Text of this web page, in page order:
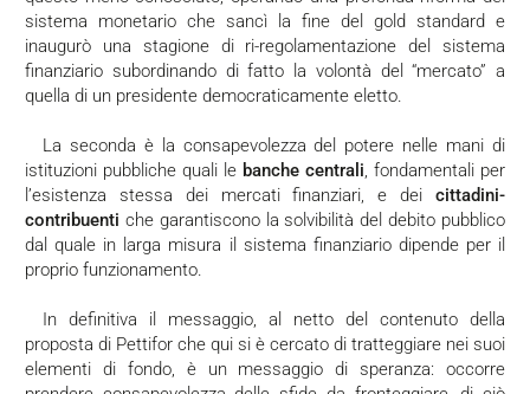
sistema monetario che sancì la fine del gold standard e
inaugurò una stagione di ri-regolamentazione del sistema
finanziario subordinando di fatto la volontà del “mercato” a
quella di un presidente democraticamente eletto.
La seconda è la consapevolezza del potere nelle mani di
istituzioni pubbliche quali le banche centrali, fondamentali per
l’esistenza stessa dei mercati finanziari, e dei cittadini-
contribuenti che garantiscono la solvibilità del debito pubblico
dal quale in larga misura il sistema finanziario dipende per il
proprio funzionamento.
In definitiva il messaggio, al netto del contenuto della
proposta di Pettifor che qui si è cercato di tratteggiare nei suoi
elementi di fondo, è un messaggio di speranza: occorre